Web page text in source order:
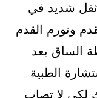
وثقل شديد في
وتورم القدم
الساق بعد
الطبية
لكي لا تصاب